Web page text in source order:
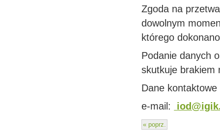
Zgoda na
dowolnym
którego
Podanie danych
skutkuje brakiem
Dane
e-mail:
« poprz.